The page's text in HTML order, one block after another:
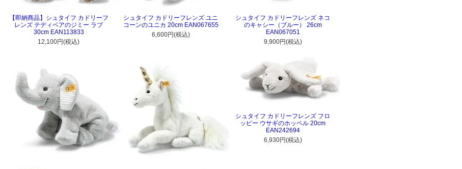
【即納商品】シュタイフ カドリーフ
レンズ テディベアのジミー ラブ
30cm EAN113833
12,100円(税込)
シュタイフ カドリーフレンズ ユニ
コーンのユニカ 20cm EAN067655
6,600円(税込)
シュタイフ カドリーフレンズ ネコ
のキャシー（ブルー） 26cm
EAN067051
9,900円(税込)
シュタイフ カドリーフレンズ フロ
ッピー ウサギのホッペル 20cm
EAN242694
6,930円(税込)